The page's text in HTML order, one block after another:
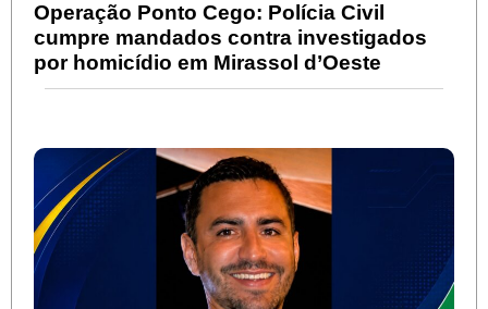
Operação Ponto Cego: Polícia Civil
cumpre mandados contra investigados
por homicídio em Mirassol d’Oeste